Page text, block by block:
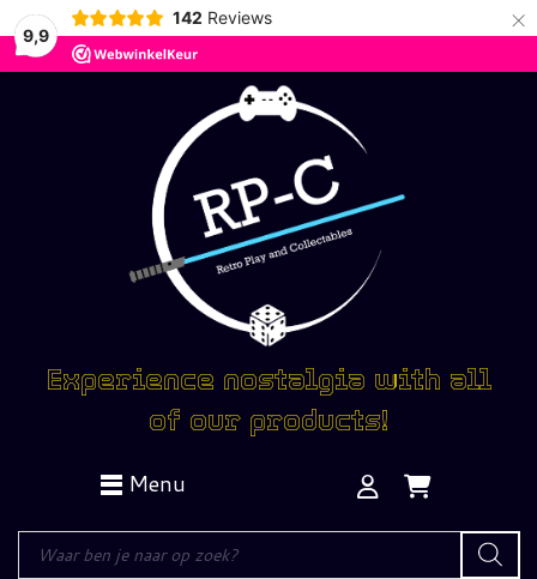
9,9
142 Reviews ×
Experience nostalgia with all
of our products!
Menu
Producten
zoeken